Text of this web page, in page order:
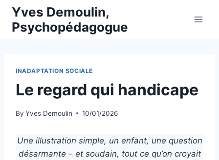
Skip
content
Yves Demoulin,
Psychopédagogue
INADAPTATION SOCIALE
Le regard qui handicape
By Yves Demoulin 10/01/2026
Une illustration simple, un enfant, une question
désarmante – et soudain, tout ce qu’on croyait